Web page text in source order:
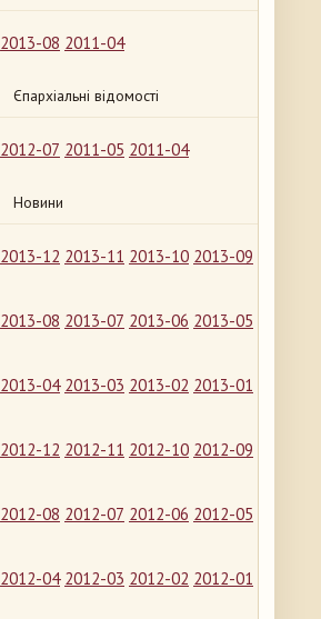
2013-08 2011-04
Єпархіальні відомості
2012-07 2011-05 2011-04
Новини
2013-12 2013-11 2013-10 2013-09
2013-08 2013-07 2013-06 2013-05
2013-04 2013-03 2013-02 2013-01
2012-12 2012-11 2012-10 2012-09
2012-08 2012-07 2012-06 2012-05
2012-04 2012-03 2012-02 2012-01